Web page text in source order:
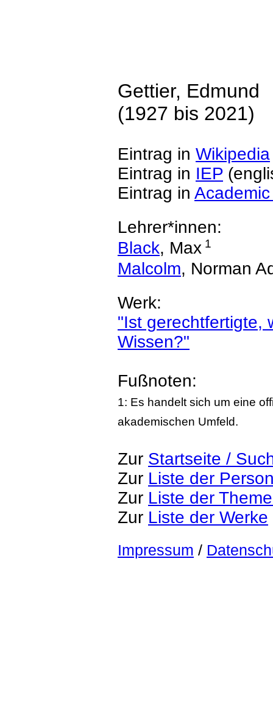
Gettier, Edmund
(1927 bis 2021)
Eintrag in Wikipedia
Eintrag in IEP
Eintrag in
Lehrer*innen:
Black, Max 1
Malcolm, Norman
Werk:
"Ist gerechtfertigte,
Wissen?"
Fußnoten:
1: Es handelt sich um eine
akademischen Umfeld.
Zur Startseite /
Zur Liste der
Zur Liste der
Zur Liste der Werke
Impressum /